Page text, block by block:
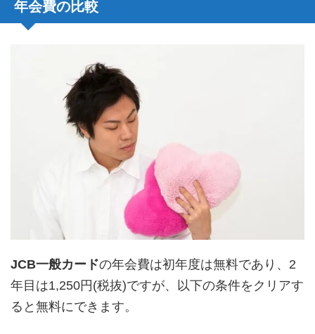
年会費の比較
JCB一般カードの年会費は初年度は無料であり、2
年目は1,250円(税抜)ですが、以下の条件をクリアす
ると無料にできます。